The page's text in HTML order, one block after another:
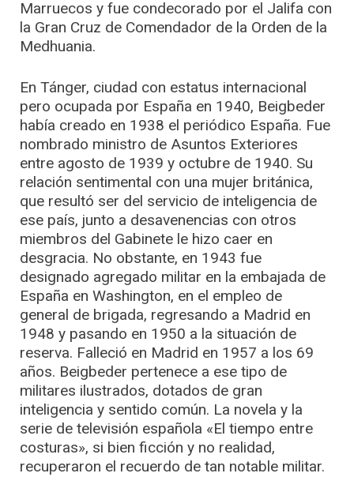
Marruecos y fue condecorado por el Jalifa con
la Gran Cruz de Comendador de la Orden de la
Medhuania.
En Tánger, ciudad con estatus internacional
pero ocupada por España en 1940, Beigbeder
había creado en 1938 el periódico España. Fue
nombrado ministro de Asuntos Exteriores
entre agosto de 1939 y octubre de 1940. Su
relación sentimental con una mujer británica,
que resultó ser del servicio de inteligencia de
ese país, junto a desavenencias con otros
miembros del Gabinete le hizo caer en
desgracia. No obstante, en 1943 fue
designado agregado militar en la embajada de
España en Washington, en el empleo de
general de brigada, regresando a Madrid en
1948 y pasando en 1950 a la situación de
reserva. Falleció en Madrid en 1957 a los 69
años. Beigbeder pertenece a ese tipo de
militares ilustrados, dotados de gran
inteligencia y sentido común. La novela y la
serie de televisión española «El tiempo entre
costuras», si bien ficción y no realidad,
recuperaron el recuerdo de tan notable militar.